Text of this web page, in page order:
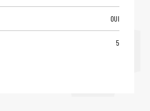
OUI
5